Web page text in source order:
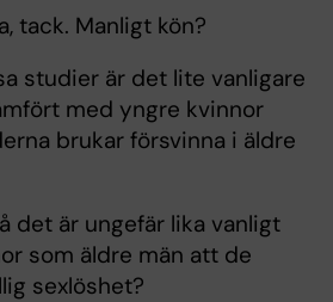
tack. Manligt kön?
studier är det lite vanligare
med yngre kvinnor
brukar försvinna i äldre
det är ungefär lika vanligt
som äldre män att de
sexlöshet?